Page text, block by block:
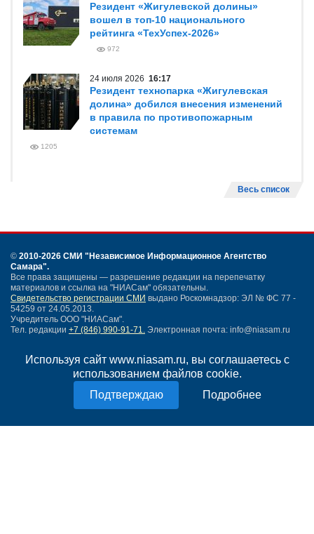
Используя сайт www.niasam.ru, вы соглашаетесь с
использованием файлов cookie.
Подробнее
Резидент «Жигулевской долины»
вошел в топ-10 национального
рейтинга «ТехУспех-2026»
972
24 июля 2026 16:17
Резидент технопарка «Жигулевская
долина» добился внесения изменений
в правила по противопожарным
системам
1205
Весь список
© 2010-2026 СМИ "Независимое Информационное Агентство
Самара".
Все права защищены — разрешение редакции на перепечатку
материалов и ссылка на "НИАСам" обязательны.
Свидетельство регистрации СМИ выдано Роскомнадзор: ЭЛ № ФС 77 -
54259 от 24.05.2013.
Учредитель ООО "НИАСам".
Тел. редакции +7 (846) 990-91-71. Электронная почта: info@niasam.ru
Карта сайта
Нашли ошибку?
Политика конфиденциальности
Согласие на обработку персональных данных